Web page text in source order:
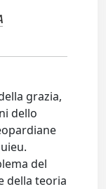
grazia,
dello
del
della teoria